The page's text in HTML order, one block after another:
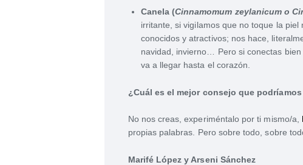
Canela (Cinnamomum zeylanicum o
irritante, si vigilamos que no toque la
conocidos y atractivos; nos hace,
navidad, invierno… Pero si conectas
va a llegar hasta el corazón.
¿Cuál es el mejor consejo que podríamos
No nos creas, experiméntalo por ti mismo/a,
propias palabras. Pero sobre todo, sobre
Marifé López y Arseni Sánchez